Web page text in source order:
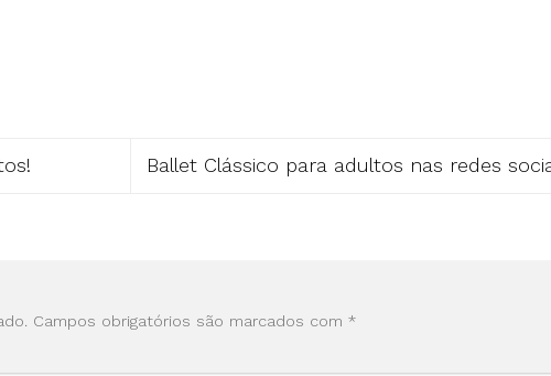
Ballet Clássico para adultos nas redes
Campos obrigatórios são marcados com *